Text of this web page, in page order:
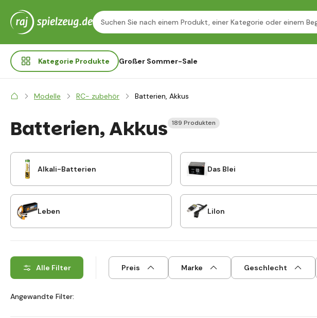
Kategorie Produkte Großer Sommer-Sale
Modelle RC- zubehör Batterien, Akkus
Batterien, Akkus 189 Produkten
Alkali-Batterien Das Blei
Leben LiIon
Alle Filter Preis Marke Geschlecht
Angewandte Filter: